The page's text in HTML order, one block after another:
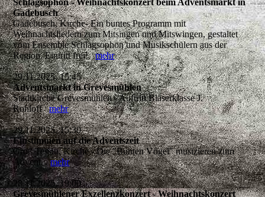
Schlagsophon - Weihnachtskonzert beim Adventsmarkt in
Gadebusch
Gadebusch, Kirche- Ein buntes Programm mit
Weihnachtsliedern zum Mitsingen und Mitswingen, gestaltet
vom Ensemble Schlagsophon und Musikschülern aus der
Region. Eintritt frei!mehr
29.11.2025, 15:45
Adventsmarkt in Grevesmühlen
Stadtkirche Grevesmühlen - Auftritt Bläserklasse J.
Rohloffmehr
29.11.2025, 15:30
Einstimmen auf die Adventszeit
Groß Tessin, Kirche - Die "Bunten Vögel" musizieren zum
Advent.mehr
28.11.2025, 19:00
Grevesmühlener Exzellenzkonzert - Weihnachtskonzert